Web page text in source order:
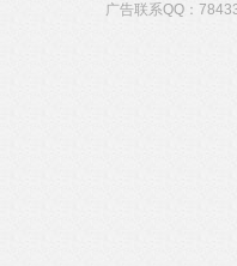
广告联系QQ：